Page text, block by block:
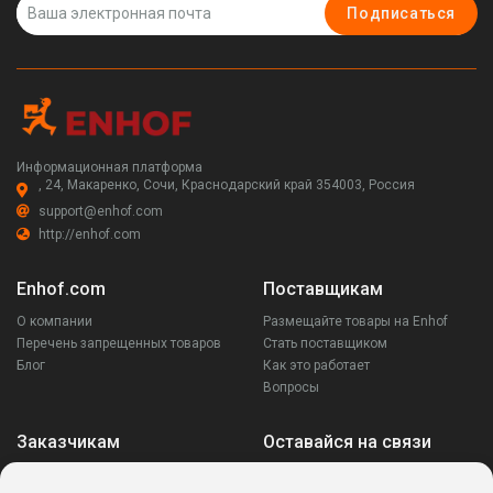
Подписаться
Информационная платформа
, 24, Макаренко, Сочи, Краснодарский край 354003, Россия
support@enhof.com
http://enhof.com
Enhof.com
О компании
Перечень запрещенных товаров
Блог
Поставщикам
Размещайте товары на Enhof
Стать поставщиком
Как это работает
Вопросы
Заказчикам Оставайся на связи